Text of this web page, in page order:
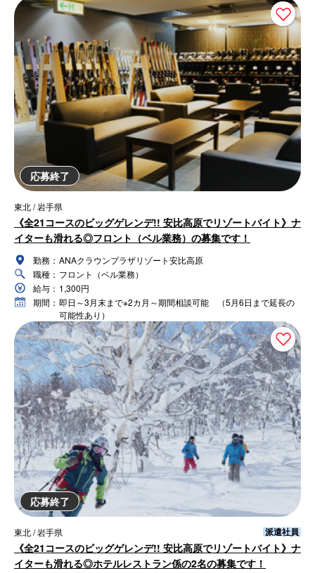
応募終了
東北 / 岩手県
《全21コースのビッグゲレンデ!! 安比高原でリゾートバイト》ナ
イターも滑れる◎フロント（ベル業務）の募集です！
勤務： ANAクラウンプラザリゾート安比高原
職種： フロント（ベル業務）
給与： 1,300円
期間： 即日～3月末まで※2カ月～期間相談可能 （5月6日まで延長の
可能性あり）
応募終了
東北 / 岩手県 派遣社員
《全21コースのビッグゲレンデ!! 安比高原でリゾートバイト》ナ
イターも滑れる◎ホテルレストラン係の2名の募集です！